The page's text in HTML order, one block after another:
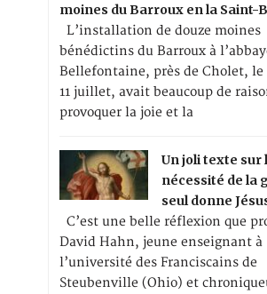
moines du Barroux en la Saint-
L’installation de douze moines
bénédictins du Barroux à
Bellefontaine, près de Cholet, le
11 juillet, avait beaucoup de
provoquer la joie et la
Un joli texte sur
nécessité de la
seul donne
C’est une belle réflexion que
David Hahn, jeune enseignant à
l’université des Franciscains de
Steubenville (Ohio) et